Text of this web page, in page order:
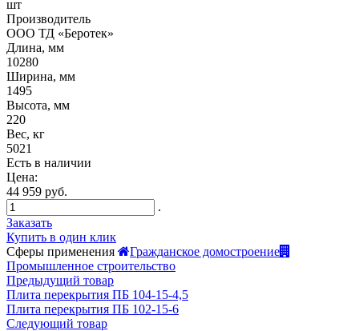
шт
Производитель
ООО ТД «Беротек»
Длина, мм
10280
Ширина, мм
1495
Высота, мм
220
Вес, кг
5021
Есть в наличии
Цена:
44 959 руб.
.
Заказать
Купить в один клик
Сферы применения
Гражданское домостроение
Промышленное строительство
Предыдущий товар
Плита перекрытия ПБ 104-15-4,5
Плита перекрытия ПБ 102-15-6
Следующий товар